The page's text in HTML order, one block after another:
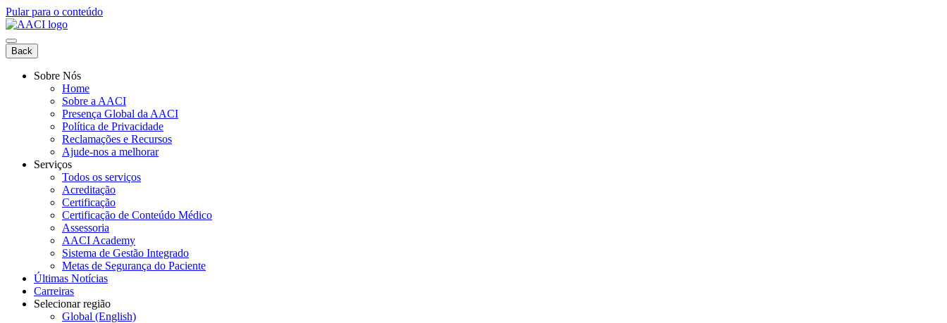
Pular para o conteúdo
Back
Sobre Nós
Home
Sobre a AACI
Presença Global da AACI
Política de Privacidade
Reclamações e Recursos
Ajude-nos a melhorar
Serviços
Todos os serviços
Acreditação
Certificação
Certificação de Conteúdo Médico
Assessoria
AACI Academy
Sistema de Gestão Integrado
Metas de Segurança do Paciente
Últimas Notícias
Carreiras
Selecionar região
Global (English)